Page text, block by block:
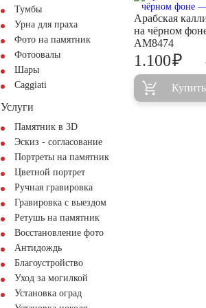
Тумбы
Урна для праха
Фото на памятник
Фотоовалы
Шары
Сaggiati
Услуги
Памятник в 3D
Эскиз - согласование
Портреты на памятник
Цветной портрет
Ручная гравировка
Гравировка с выездом
Ретушь на памятник
Восстановление фото
Антидождь
Благоустройство
Уход за могилкой
Установка оград
Арабская
на чёрном
AM8474
1.100₽
Купить